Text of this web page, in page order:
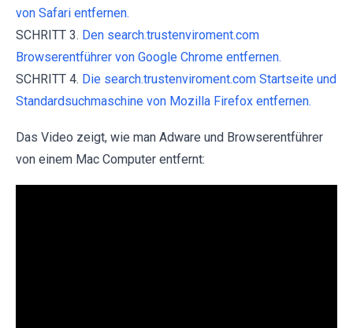
von Safari entfernen.
SCHRITT 3. Den search.trustenviroment.com
Browserentführer von Google Chrome entfernen.
SCHRITT 4. Die search.trustenviroment.com Startseite und
Standardsuchmaschine von Mozilla Firefox entfernen.
Das Video zeigt, wie man Adware und Browserentführer
von einem Mac Computer entfernt: